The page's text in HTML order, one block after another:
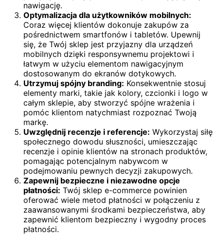
nawigację.
Optymalizacja dla użytkowników mobilnych:
Coraz więcej klientów dokonuje zakupów za
pośrednictwem smartfonów i tabletów. Upewnij
się, że Twój sklep jest przyjazny dla urządzeń
mobilnych dzięki responsywnemu projektowi i
łatwym w użyciu elementom nawigacyjnym
dostosowanym do ekranów dotykowych.
Utrzymuj spójny branding: Konsekwentnie stosuj
elementy marki, takie jak kolory, czcionki i logo w
całym sklepie, aby stworzyć spójne wrażenia i
pomóc klientom natychmiast rozpoznać Twoją
markę.
Uwzględnij recenzje i referencje: Wykorzystaj siłę
społecznego dowodu słuszności, umieszczając
recenzje i opinie klientów na stronach produktów,
pomagając potencjalnym nabywcom w
podejmowaniu pewnych decyzji zakupowych.
Zapewnij bezpieczne i niezawodne opcje
płatności: Twój sklep e-commerce powinien
oferować wiele metod płatności w połączeniu z
zaawansowanymi środkami bezpieczeństwa, aby
zapewnić klientom bezpieczny i wygodny proces
płatności.